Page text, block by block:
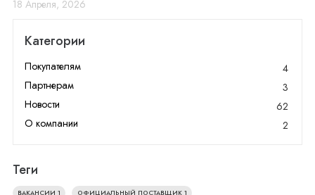
18 Апреля, 2026
Категории
Покупателям
4
Партнерам
3
Новости
62
О компании
2
Теги
ВАКАНСИИ1 ОФИЦИАЛЬНЫЙ ПОСТАВЩИК 1